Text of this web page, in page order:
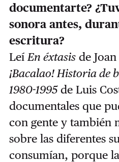
documentarte?
sonora antes,
escritura?
Leí En éxtasisde
¡Bacalao! Historia de
1980-1995de Luis
documentales que
con gente y también
sobre las diferentes
consumían, porque